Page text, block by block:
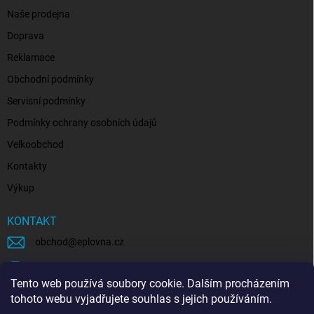
Tento web používá soubory cookie. Dalším procházením
tohoto webu vyjadřujete souhlas s jejich používáním.
Naše prodejna
Doprava
Reklamace
Obchodní podmínky
Servisní podmínky
Podmínky ochrany osobních údajů
Velkoobchod
Kontakty
Výkup
KONTAKT
obchod @eplovna.cz
eplovna.cz